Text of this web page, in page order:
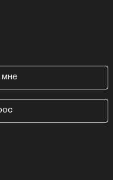
мне